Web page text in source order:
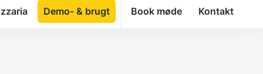
Demo- & brugt Spacer
Book møde Kontakt